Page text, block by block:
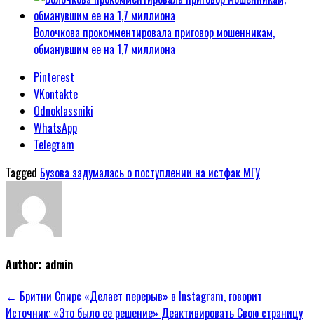
Волочкова прокомментировала приговор мошенникам,
обманувшим ее на 1,7 миллиона
Pinterest
VKontakte
Odnoklassniki
WhatsApp
Telegram
Tagged Бузова задумалась о поступлении на истфак МГУ
Author: admin
Навигация
← Бритни Спирс «Делает перерыв» в Instagram, говорит
Источник: «Это было ее решение» Деактивировать Свою страницу